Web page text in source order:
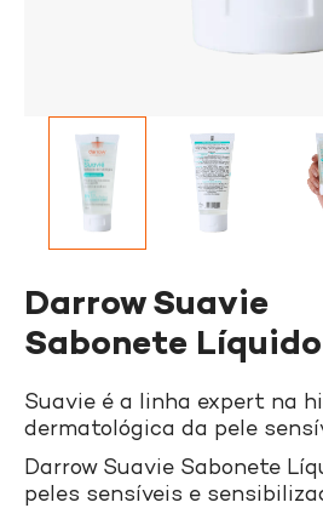
Darrow Suavie
Sabonete
Suavie é a linha expert na
dermatológica da pele
Darrow Suavie Sabonete
peles sensíveis e